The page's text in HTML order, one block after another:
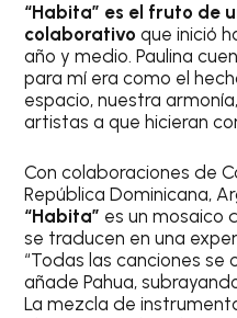
“Habita” es el fruto de
colaborativo que inició
año y medio. Paulina
para mí era como el
espacio, nuestra
artistas a que hicieran
Con colaboraciones de
República Dominicana,
“Habita” es un mosaico
se traducen en una
“Todas las canciones se
añade Pahua,
La mezcla de